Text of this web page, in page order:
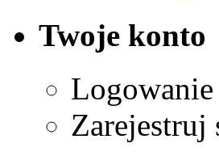
Twoje konto
Zarejestruj